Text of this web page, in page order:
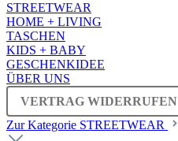
STREETWEAR
HOME + LIVING
TASCHEN
KIDS + BABY
GESCHENKIDEE
ÜBER UNS
VERTRAG WIDERRUFEN
Zur Kategorie STREETWEAR